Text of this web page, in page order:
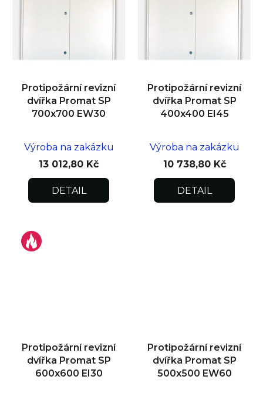
Protipožární revizní
dvířka Promat SP
700x700 EW30
Výroba na zakázku
13 012,80 Kč
DETAIL
Protipožární revizní
dvířka Promat SP
400x400 EI45
Výroba na zakázku
10 738,80 Kč
DETAIL
Protipožární revizní
dvířka Promat SP
600x600 EI30
Protipožární revizní
dvířka Promat SP
500x500 EW60